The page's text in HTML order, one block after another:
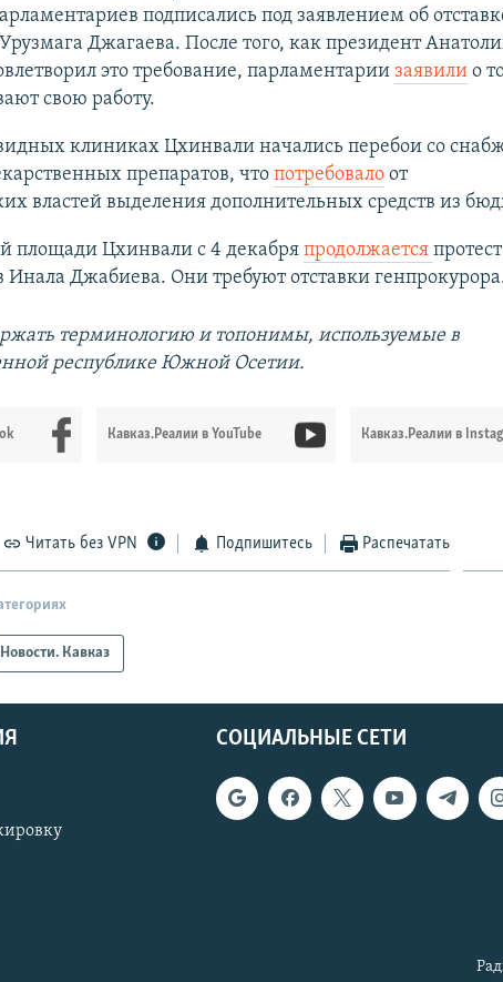
подписались под заявлением об
Джагаева. После того, как президент
это требование, парламентарии заявилио
свою работу.
клиниках Цхинвали начались перебои со
препаратов, что потребовалоот
властей выделения дополнительных средств из
площади Цхинвали с 4 декабря продолжается протест
Инала Джабиева. Они требуют отставки
терминологию и топонимы, используемые в
республике Южной Осетии.
Кавказ.Реалии в YouTube Кавказ.Реалии в
Читать без VPN Подпишитесь Распечатать
Новости. Кавказ
СОЦИАЛЬНЫЕ СЕТИ